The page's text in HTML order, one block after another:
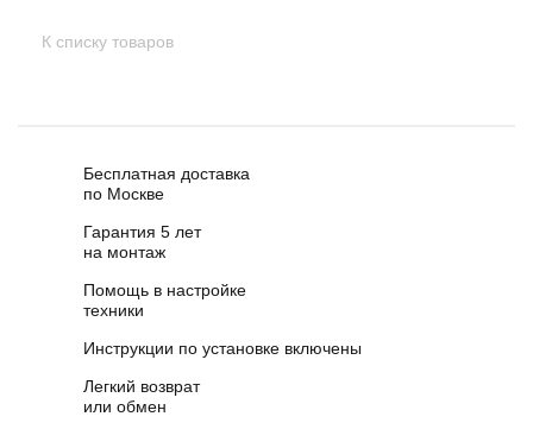
К списку товаров
Бесплатная доставка
по Москве
Гарантия 5 лет
на монтаж
Помощь в настройке
техники
Инструкции по установке включены
Легкий возврат
или обмен